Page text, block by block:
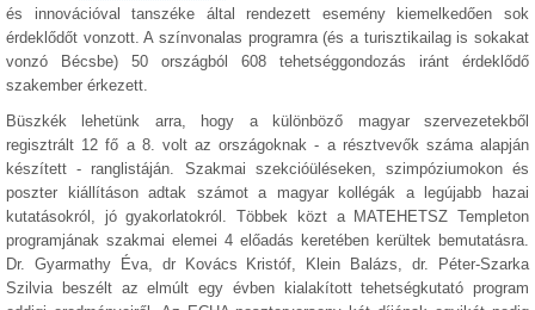
és innovációval tanszéke által rendezett esemény kiemelkedően sok
érdeklődőt vonzott. A színvonalas programra (és a turisztikailag is sokakat
vonzó Bécsbe) 50 országból 608 tehetséggondozás iránt érdeklődő
szakember érkezett.
Büszkék lehetünk arra, hogy a különböző magyar szervezetekből
regisztrált 12 fő a 8. volt az országoknak - a résztvevők száma alapján
készített - ranglistáján. Szakmai szekcióüléseken, szimpóziumokon és
poszter kiállításon adtak számot a magyar kollégák a legújabb hazai
kutatásokról, jó gyakorlatokról. Többek közt a MATEHETSZ Templeton
programjának szakmai elemei 4 előadás keretében kerültek bemutatásra.
Dr. Gyarmathy Éva, dr Kovács Kristóf, Klein Balázs, dr. Péter-Szarka
Szilvia beszélt az elmúlt egy évben kialakított tehetségkutató program